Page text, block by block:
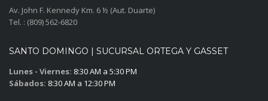
Av. John F. Kennedy Km. 6 ½ (Aut. Duarte)
Tel. : (809) 562-6820
SANTO DOMINGO | SUCURSAL ORTEGA Y GASSET
Lunes - Viernes: 8:30 AM a 5:30 PM
Sábados: 8:30 AM a 12:30 PM